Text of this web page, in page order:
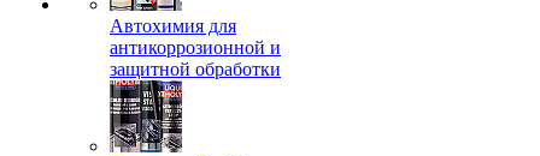
Автохимия для
антикоррозионной и
защитной обработки